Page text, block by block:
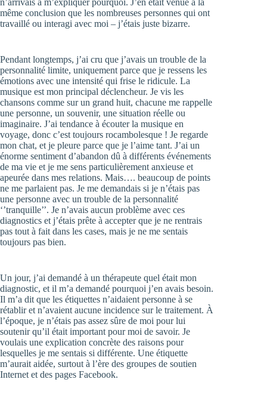
même conclusion que les nombreuses personnes qui ont
travaillé ou interagi avec moi – j’étais juste bizarre.
Pendant longtemps, j’ai cru que j’avais un trouble de la
personnalité limite, uniquement parce que je ressens les
émotions avec une intensité qui frise le ridicule. La
musique est mon principal déclencheur. Je vis les
chansons comme sur un grand huit, chacune me rappelle
une personne, un souvenir, une situation réelle ou
imaginaire. J’ai tendance à écouter la musique en
voyage, donc c’est toujours rocambolesque ! Je regarde
mon chat, et je pleure parce que je l’aime tant. J’ai un
énorme sentiment d’abandon dû à différents événements
de ma vie et je me sens particulièrement anxieuse et
apeurée dans mes relations. Mais…. beaucoup de points
ne me parlaient pas. Je me demandais si je n’étais pas
une personne avec un trouble de la personnalité
‘’tranquille’’. Je n’avais aucun problème avec ces
diagnostics et j’étais prête à accepter que je ne rentrais
pas tout à fait dans les cases, mais je ne me sentais
toujours pas bien.
Un jour, j’ai demandé à un thérapeute quel était mon
diagnostic, et il m’a demandé pourquoi j’en avais besoin.
Il m’a dit que les étiquettes n’aidaient personne à se
rétablir et n’avaient aucune incidence sur le traitement. À
l’époque, je n’étais pas assez sûre de moi pour lui
soutenir qu’il était important pour moi de savoir. Je
voulais une explication concrète des raisons pour
lesquelles je me sentais si différente. Une étiquette
m’aurait aidée, surtout à l’ère des groupes de soutien
Internet et des pages Facebook.